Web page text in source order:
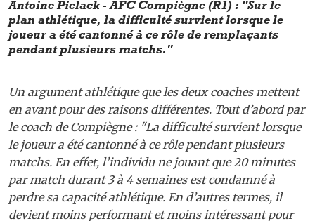
Antoine Pielack - AFC Compiègne (R1) : "Sur le
plan athlétique, la difficulté survient lorsque le
joueur a été cantonné à ce rôle de remplaçants
pendant plusieurs matchs."
Un argument athlétique que les deux coaches mettent
en avant pour des raisons différentes. Tout d’abord par
le coach de Compiègne : "La difficulté survient lorsque
le joueur a été cantonné à ce rôle pendant plusieurs
matchs. En effet, l’individu ne jouant que 20 minutes
par match durant 3 à 4 semaines est condamné à
perdre sa capacité athlétique. En d’autres termes, il
devient moins performant et moins intéressant pour